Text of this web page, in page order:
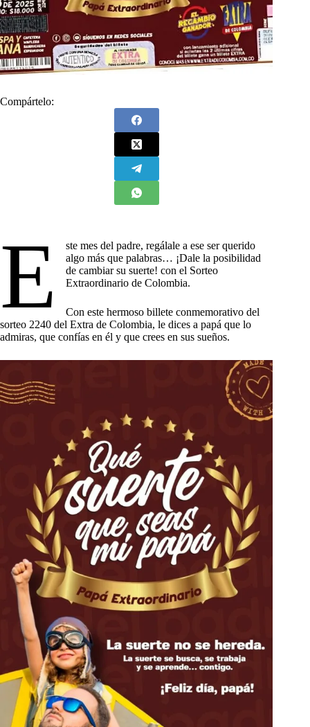
Compártelo:
E
ste mes del padre, regálale a ese ser querido
algo más que palabras… ¡Dale la posibilidad
de cambiar su suerte! con el Sorteo
Extraordinario de Colombia.
Con este hermoso billete conmemorativo del
sorteo 2240 del Extra de Colombia, le dices a papá que lo
admiras, que confías en él y que crees en sus sueños.